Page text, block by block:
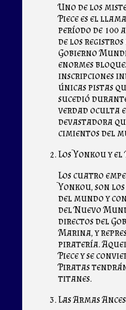
Uno de los
Piece es el
período de 100
de los
Gobierno
enormes
inscripciones
únicas pistas
sucedió
verdad oculta
devastadora
cimientos del
Los Yonkou y
Los cuatro
Yonkou, son
del mundo y
del Nuevo
directos del
Marina, y
piratería.
Piece y se
Piratas
titanes.
Las Armas